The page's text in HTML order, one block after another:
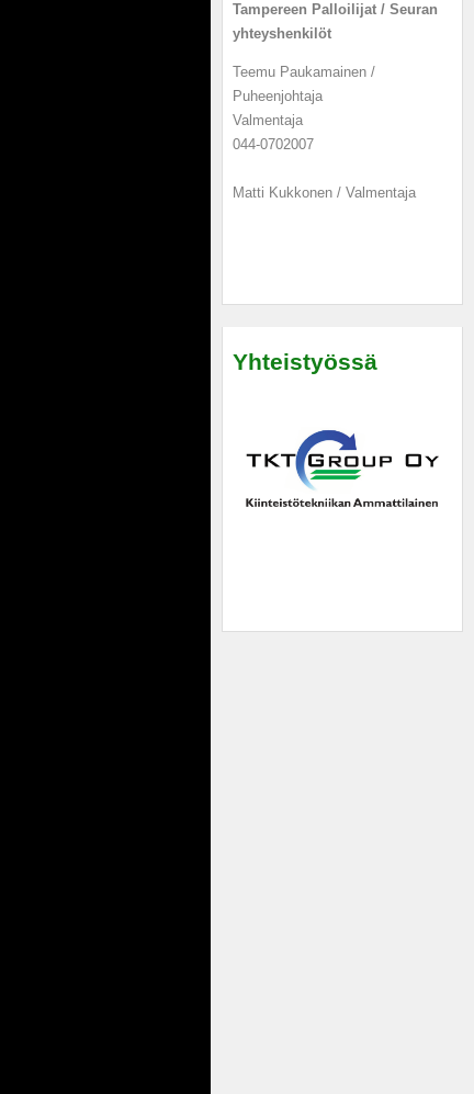
Tampereen Palloilijat / Seuran
yhteyshenkilöt
Teemu Paukamainen /
Puheenjohtaja
Valmentaja
044-0702007
Matti Kukkonen / Valmentaja
Yhteistyössä